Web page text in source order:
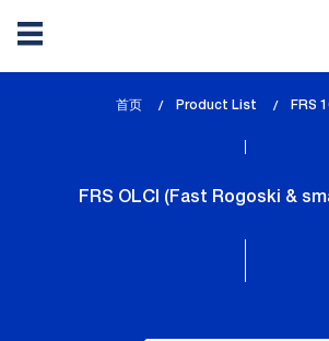
首页 Product List FRS
FRS OLCI (Fast Rogoski &